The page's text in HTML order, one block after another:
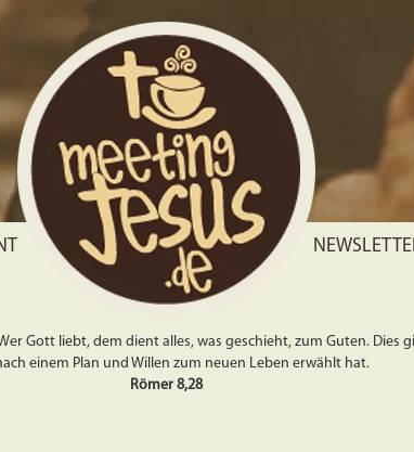
Gott liebt, dem dient alles, was geschieht, zum Guten. Dies
einem Plan und Willen zum neuen Leben erwählt hat.
Römer 8,28